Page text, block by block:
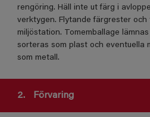
rengöring. Häll inte ut färg i
verktygen. Flytande färgrester och
miljöstation. Tomemballage
sorteras som plast och eventuella
som metall.
2. Förvaring